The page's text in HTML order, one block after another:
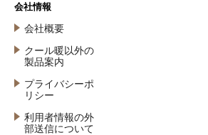
会社情報
会社概要
クール暖以外の
製品案内
プライバシーポ
リシー
利用者情報の外
部送信について